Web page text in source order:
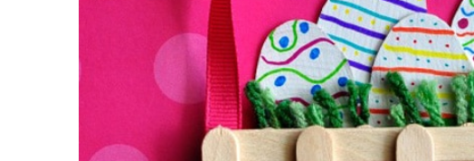
никакого кипятка
Лікарі назвали симптоми
коронавірусу в дітей
14/Бер/2020